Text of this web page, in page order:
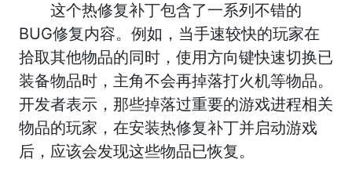
这个热修复补丁包含了一系列不错的
BUG修复内容。例如，当手速较快的玩家在
拾取其他物品的同时，使用方向键快速切换已
装备物品时，主角不会再掉落打火机等物品。
开发者表示，那些掉落过重要的游戏进程相关
物品的玩家，在安装热修复补丁并启动游戏
后，应该会发现这些物品已恢复。